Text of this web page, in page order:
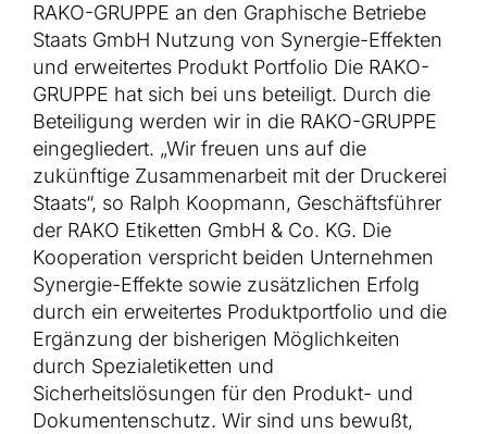
DRUCK & VERPACKUNG
KARRIERE
KONTAKT
RAKO-GRUPPE an den Graphische Betriebe
Staats GmbH Nutzung von Synergie-Effekten
und erweitertes Produkt Portfolio Die RAKO-
GRUPPE hat sich bei uns beteiligt. Durch die
Beteiligung werden wir in die RAKO-GRUPPE
eingegliedert. „Wir freuen uns auf die
zukünftige Zusammenarbeit mit der Druckerei
Staats“, so Ralph Koopmann, Geschäftsführer
der RAKO Etiketten GmbH & Co. KG. Die
Kooperation verspricht beiden Unternehmen
Synergie-Effekte sowie zusätzlichen Erfolg
durch ein erweitertes Produktportfolio und die
Ergänzung der bisherigen Möglichkeiten
durch Spezialetiketten und
Sicherheitslösungen für den Produkt- und
Dokumentenschutz. Wir sind uns bewußt,